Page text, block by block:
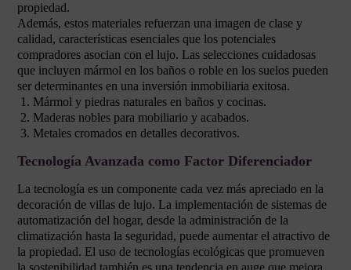
propiedad.
Además, estos materiales refuerzan una imagen de clase y
calidad, características esenciales que los potenciales
compradores asocian con el lujo. Las selecciones cuidadosas
que incluyen mármol en los baños o roble en los suelos pueden
ser determinantes en una inversión inmobiliaria exitosa.
Mármol y piedras naturales en baños y cocinas.
Maderas nobles para mobiliario y acabados.
Metales cromados en detalles decorativos.
Tecnología Avanzada como Factor Diferenciador
La tecnología es un componente cada vez más apreciado en la
decoración de villas de lujo. La implementación de sistemas de
automatización del hogar, desde la administración de la
climatización hasta la seguridad, puede aumentar el atractivo de
la propiedad. El uso de tecnologías ecológicas que promueven
la sostenibilidad también es una tendencia en auge que mejora